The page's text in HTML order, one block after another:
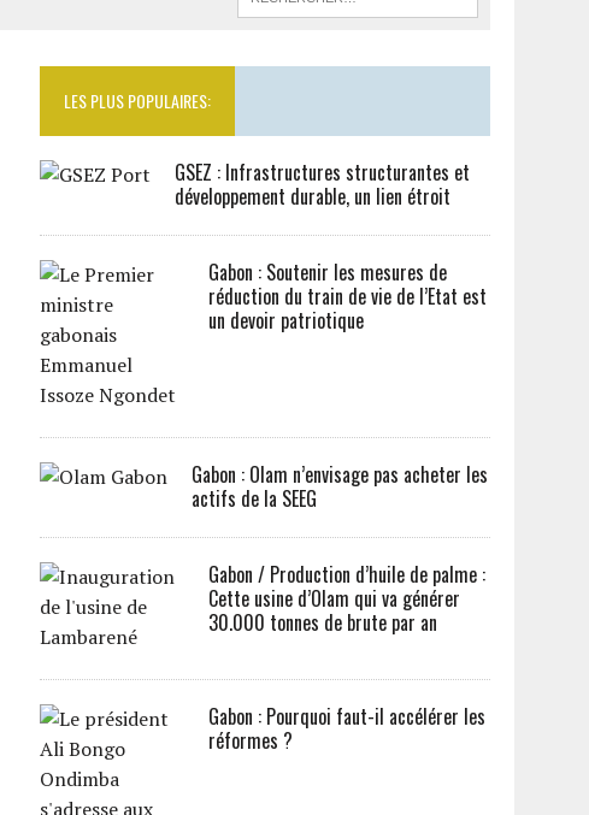
LES PLUS POPULAIRES:
GSEZ : Infrastructures structurantes et
développement durable, un lien étroit
Gabon : Soutenir les mesures de
réduction du train de vie de l’Etat est
un devoir patriotique
Gabon : Olam n’envisage pas acheter les
actifs de la SEEG
Gabon / Production d’huile de palme :
Cette usine d’Olam qui va générer
30.000 tonnes de brute par an
Gabon : Pourquoi faut-il accélérer les
réformes ?